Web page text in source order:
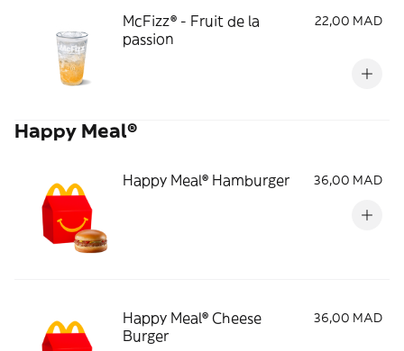
McFizz® - Fruit de la
passion
22,00 MAD
Happy Meal®
Happy Meal® Hamburger 36,00 MAD
Happy Meal® Cheese
Burger
36,00 MAD